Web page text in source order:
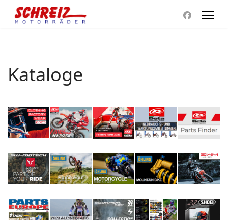
Kataloge